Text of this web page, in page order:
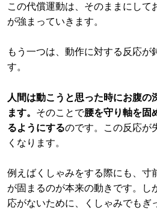
この代償運動は、そのままにして
が強まっていきます。
もう一つは、動作に対する反応が
す。
人間は動こうと思った時にお腹の
ます。 そのことで腰を守り軸を固
るようにするのです。この反応が
くなります。
例えばくしゃみをする際にも、寸
が固まるのが本来の動きです。し
応がないために、くしゃみでもぎ